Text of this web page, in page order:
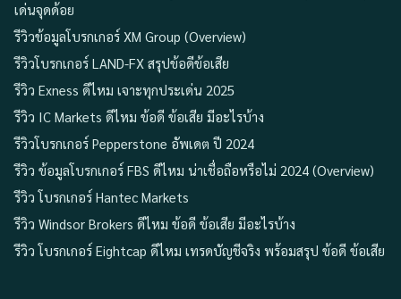
เด่นจุดด้อย
รีวิวข้อมูลโบรกเกอร์ XM Group (Overview)
รีวิวโบรกเกอร์ LAND-FX สรุปข้อดีข้อเสีย
รีวิว Exness ดีไหม เจาะทุกประเด่น 2025
รีวิว IC Markets ดีไหม ข้อดี ข้อเสีย มีอะไรบ้าง
รีวิวโบรกเกอร์ Pepperstone อัพเดต ปี 2024
รีวิว ข้อมูลโบรกเกอร์ FBS ดีไหม น่าเชื่อถือหรือไม่ 2024 (Overview)
รีวิว โบรกเกอร์ Hantec Markets
รีวิว Windsor Brokers ดีไหม ข้อดี ข้อเสีย มีอะไรบ้าง
รีวิว โบรกเกอร์ Eightcap ดีไหม เทรดบัญชีจริง พร้อมสรุป ข้อดี ข้อเสีย